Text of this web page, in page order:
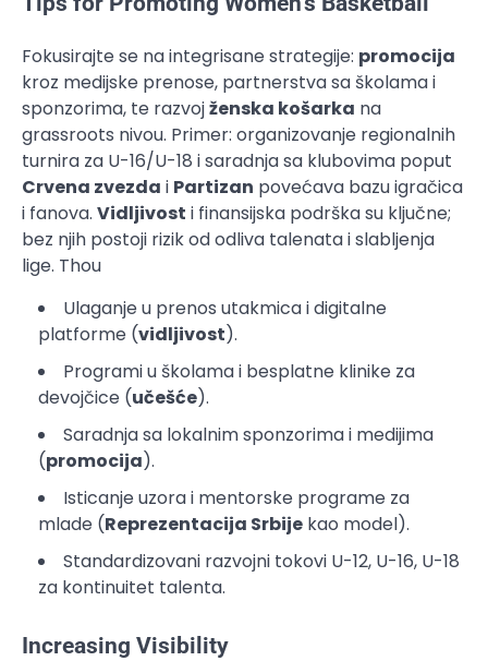
Fokusirajte se na integrisane strategije: promocija
kroz medijske prenose, partnerstva sa školama i
sponzorima, te razvojženska košarka na
grassroots nivou. Primer: organizovanje regionalnih
turnira za U-16/U-18 i saradnja sa klubovima poput
Crvena zvezda i Partizan povećava bazu igračica
i fanova. Vidljivost i finansijska podrška su ključne;
bez njih postoji rizik od odliva talenata i slabljenja
lige. Thou
Ulaganje u prenos utakmica i digitalne
platforme (vidljivost).
Programi u školama i besplatne klinike za
devojčice (učešće).
Saradnja sa lokalnim sponzorima i medijima
(promocija).
Isticanje uzora i mentorske programe za
mlade (Reprezentacija Srbije kao model).
Standardizovani razvojni tokovi U-12, U-16, U-18
za kontinuitet talenta.
Increasing Visibility